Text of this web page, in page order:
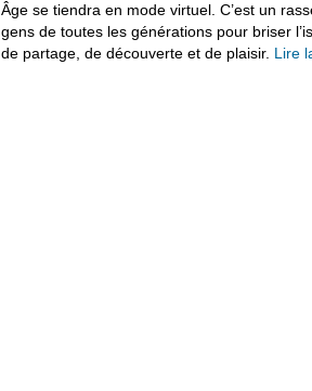
Âge se tiendra en mode virtuel. C’est un
gens de toutes les générations pour briser
de partage, de découverte et de plaisir. Lire